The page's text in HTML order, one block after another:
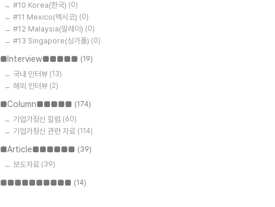
#10 Korea(한국) (0)
#11 Mexico(멕시코) (0)
#12 Malaysia(말레이) (0)
#13 Singapore(싱가폴) (0)
■Interview■■■■■ (19)
국내 인터뷰 (13)
해외 인터뷰 (2)
■Column■■■■■ (174)
기업가정신 칼럼 (60)
기업가정신 관련 자료 (114)
■Article■■■■■■ (39)
보도자료 (39)
■■■■■■■■■■ (14)